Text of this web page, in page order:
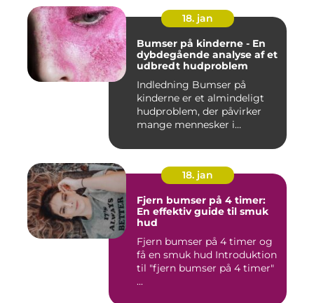
18. jan
Bumser på kinderne - En
dybdegående analyse af et
udbredt hudproblem
Indledning Bumser på
kinderne er et almindeligt
hudproblem, der påvirker
mange mennesker i
18. jan
Fjern bumser på 4 timer:
En effektiv guide til smuk
hud
Fjern bumser på 4 timer og
få en smuk hud Introduktion
til "fjern bumser på 4 timer"
...